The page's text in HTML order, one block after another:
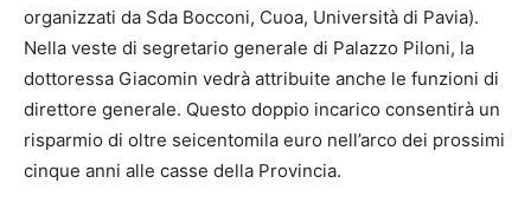
organizzati da Sda Bocconi, Cuoa, Università di Pavia).
Nella veste di segretario generale di Palazzo Piloni, la
dottoressa Giacomin vedrà attribuite anche le funzioni di
direttore generale. Questo doppio incarico consentirà un
risparmio di oltre seicentomila euro nell’arco dei prossimi
cinque anni alle casse della Provincia.